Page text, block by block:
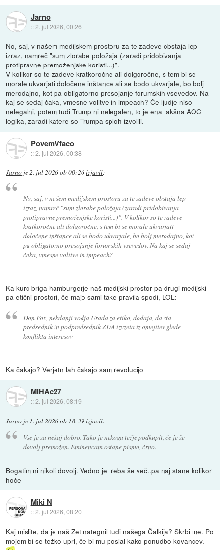
Jarno
::2. jul 2026, 00:26
No, saj, v našem medijskem prostoru za te zadeve obstaja lep
izraz, namreč "sum zlorabe položaja (zaradi pridobivanja
protipravne premoženjske koristi...)".
V kolikor so te zadeve kratkoročne ali dolgoročne, s tem bi se
morale ukvarjati določene inštance ali se bodo ukvarjale, bo bolj
merodajno, kot pa obligatorno presojanje forumskih vsevedov. Na
kaj se sedaj čaka, vmesne volitve in impeach? Če ljudje niso
nelegalni, potem tudi Trump ni nelegalen, to je ena takšna AOC
logika, zaradi katere so Trumpa sploh izvolili.
PovemVfaco
::2. jul 2026, 00:38
Jarno je2. jul 2026 ob 00:26izjavil:
No, saj, v našem medijskem prostoru za te zadeve obstaja lep
izraz, namreč "sum zlorabe položaja (zaradi pridobivanja
protipravne premoženjske koristi...)". V kolikor so te zadeve
kratkoročne ali dolgoročne, s tem bi se morale ukvarjati
določene inštance ali se bodo ukvarjale, bo bolj merodajno, kot
pa obligatorno presojanje forumskih vsevedov. Na kaj se sedaj
čaka, vmesne volitve in impeach?
Ka kurc briga hamburgerje naš medijski prostor pa drugi medijski
pa etični prostori, če majo sami take pravila spodi, LOL:
Don Fox, nekdanji vodja Urada za etiko, dodaja, da sta
predsednik in podpredsednik ZDA izvzeta iz omejitev glede
konflikta interesov
Ka čakajo? Verjetn lah čakajo sam revolucijo
MIHAc27
::2. jul 2026, 08:19
Jarno je 1. jul 2026 ob 18:39izjavil:
Vse je za nekaj dobro. Tako je nekoga težje podkupit, če je že
dovolj premožen. Eminencam ostane pismo, črno.
Bogatim ni nikoli dovolj. Vedno je treba še več..pa naj stane kolikor
hoče
Miki N
::2. jul 2026, 08:20
Kaj mislite, da je naš Zet nategnil tudi našega Čalkija? Skrbi me. Po
mojem bi se težko uprl, če bi mu poslal kako ponudbo kovancev.